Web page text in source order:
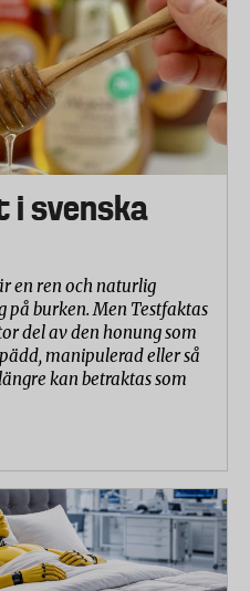
i svenska
en ren och naturlig
burken. Men Testfaktas
del av den honung som
manipulerad eller så
kan betraktas som